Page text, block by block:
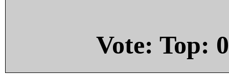
Vote: Top: 0